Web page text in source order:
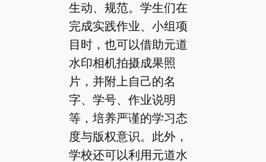
生动、规范。学生们在
完成实践作业、小组项
目时，也可以借助元道
水印相机拍摄成果照
片，并附上自己的名
字、学号、作业说明
等，培养严谨的学习态
度与版权意识。此外，
学校还可以利用元道水